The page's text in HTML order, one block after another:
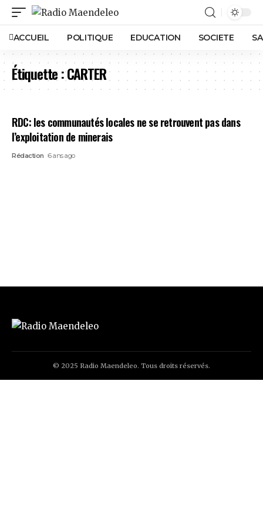
ACCUEIL POLITIQUE EDUCATION SOCIETE
Étiquette :CARTER
RDC: les communautés locales ne se retrouvent pas dans
l’exploitation de minerais
Rédaction 6 ans ago
© 2025 Radio Maendeleo. Tous droits réservés.